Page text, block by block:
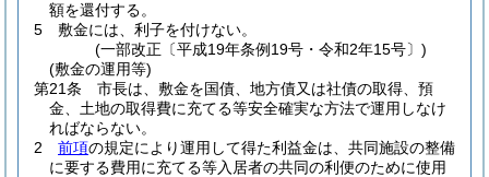
額を還付する。
5
敷金には、利子を付けない。
(一部改正〔平成19年条例19号・令和2年15号〕)
(敷金の運用等)
第21条
市長は、敷金を国債、地方債又は社債の取得、預
金、土地の取得費に充てる等安全確実な方法で運用しなけ
ればならない。
2
前項の規定により運用して得た利益金は、共同施設の整備
に要する費用に充てる等入居者の共同の利便のために使用